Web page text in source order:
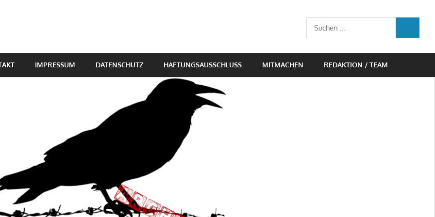
Suchen
nach:
IMPRESSUM DATENSCHUTZ HAFTUNGSAUSSCHLUSS MITMACHEN REDAKTION / TEAM